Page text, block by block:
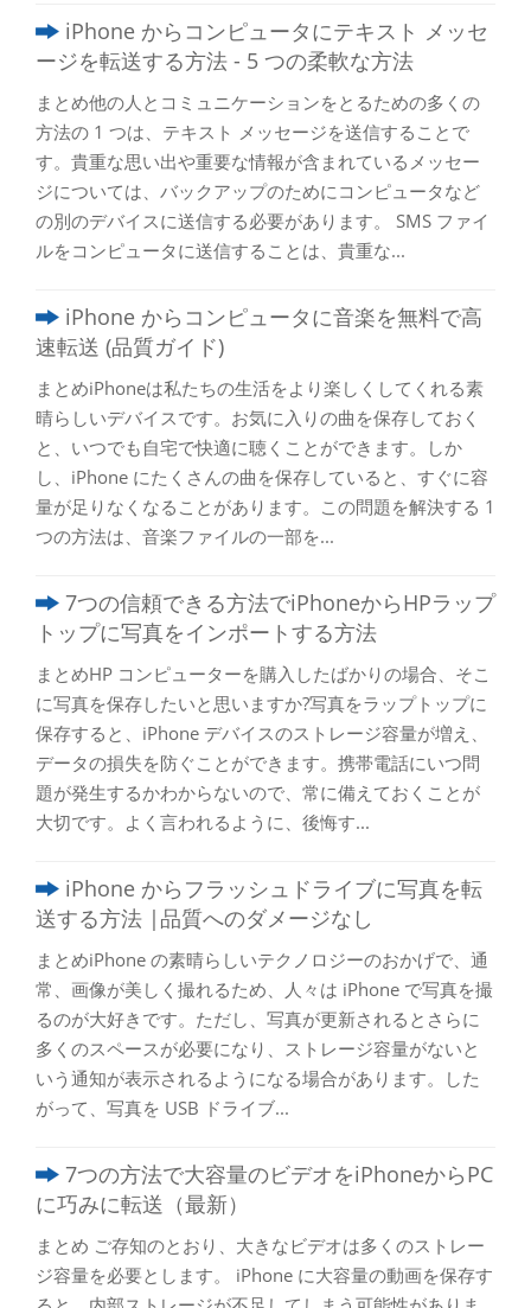
iPhone からコンピュータにテキスト メッセ
ージを転送する方法 - 5 つの柔軟な方法
まとめ他の人とコミュニケーションをとるための多くの
方法の 1 つは、テキスト メッセージを送信することで
す。貴重な思い出や重要な情報が含まれているメッセー
ジについては、バックアップのためにコンピュータなど
の別のデバイスに送信する必要があります。 SMS ファイ
ルをコンピュータに送信することは、貴重な...
iPhone からコンピュータに音楽を無料で高
速転送 (品質ガイド)
まとめiPhoneは私たちの生活をより楽しくしてくれる素
晴らしいデバイスです。お気に入りの曲を保存しておく
と、いつでも自宅で快適に聴くことができます。しか
し、iPhone にたくさんの曲を保存していると、すぐに容
量が足りなくなることがあります。この問題を解決する 1
つの方法は、音楽ファイルの一部を...
7つの信頼できる方法でiPhoneからHPラップ
トップに写真をインポートする方法
まとめHP コンピューターを購入したばかりの場合、そこ
に写真を保存したいと思いますか?写真をラップトップに
保存すると、iPhone デバイスのストレージ容量が増え、
データの損失を防ぐことができます。携帯電話にいつ問
題が発生するかわからないので、常に備えておくことが
大切です。よく言われるように、後悔す...
iPhone からフラッシュドライブに写真を転
送する方法 |品質へのダメージなし
まとめiPhone の素晴らしいテクノロジーのおかげで、通
常、画像が美しく撮れるため、人々は iPhone で写真を撮
るのが大好きです。ただし、写真が更新されるとさらに
多くのスペースが必要になり、ストレージ容量がないと
いう通知が表示されるようになる場合があります。した
がって、写真を USB ドライブ...
7つの方法で大容量のビデオをiPhoneからPC
に巧みに転送（最新）
まとめ ご存知のとおり、大きなビデオは多くのストレー
ジ容量を必要とします。 iPhone に大容量の動画を保存す